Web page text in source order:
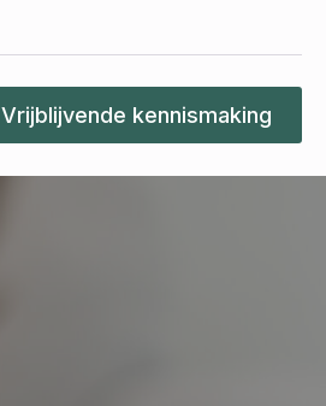
Vrijblijvende kennismaking